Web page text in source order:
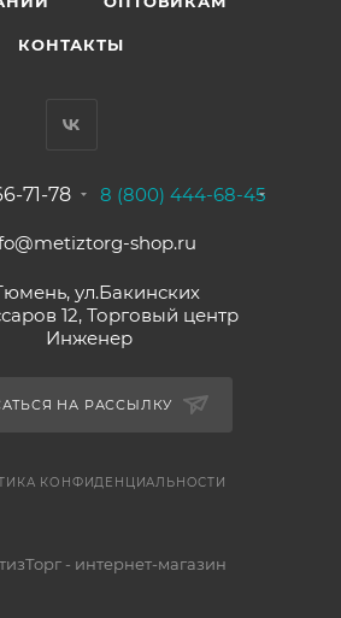
КОНТАКТЫ
71-78 8 (800) 444-68-45
shop.ru
ул.Бакинских
12, Торговый центр
Инженер
НА РАССЫЛКУ
КОНФИДЕНЦИАЛЬНОСТИ
- интернет-магазин